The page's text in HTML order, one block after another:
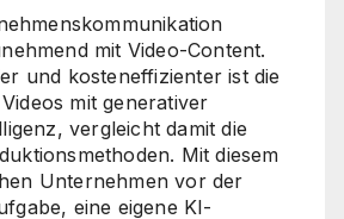
ist
mit Video-Content.
und kosteneffizienter ist die
mit generativer
vergleicht damit die
Mit diesem
Unternehmen vor der
eine eigene KI-